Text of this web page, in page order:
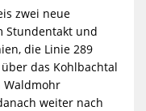
zwei neue
Stundentakt und
die Linie 289
das Kohlbachtal
Waldmohr
weiter nach